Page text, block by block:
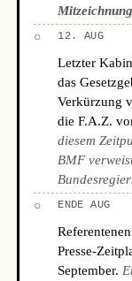
○ 12. AUG
Letzter
das
Verkürzung
die F.A.Z.
diesem
BMF
○ ENDE AUG
Presse-
September.